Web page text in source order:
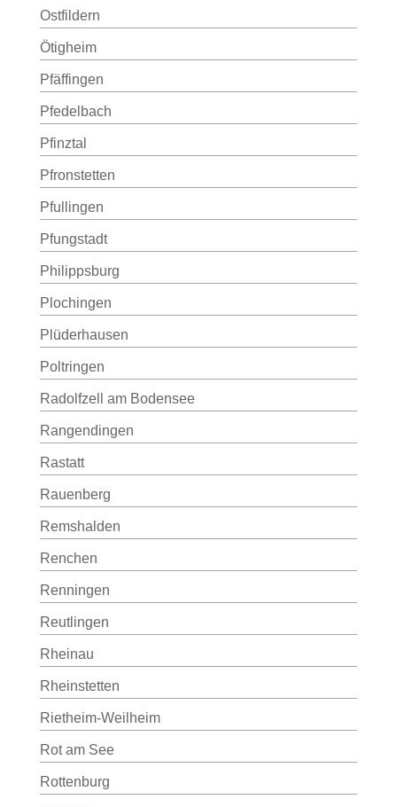
Ostfildern
Ötigheim
Pfäffingen
Pfedelbach
Pfinztal
Pfronstetten
Pfullingen
Pfungstadt
Philippsburg
Plochingen
Plüderhausen
Poltringen
Radolfzell am Bodensee
Rangendingen
Rastatt
Rauenberg
Remshalden
Renchen
Renningen
Reutlingen
Rheinau
Rheinstetten
Rietheim-Weilheim
Rot am See
Rottenburg